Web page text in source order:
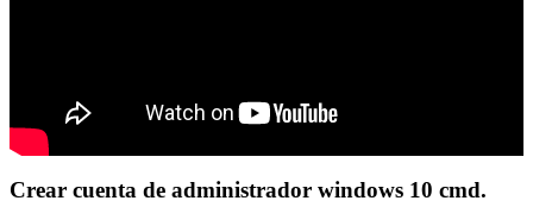
Crear cuenta de administrador windows 10 cmd.